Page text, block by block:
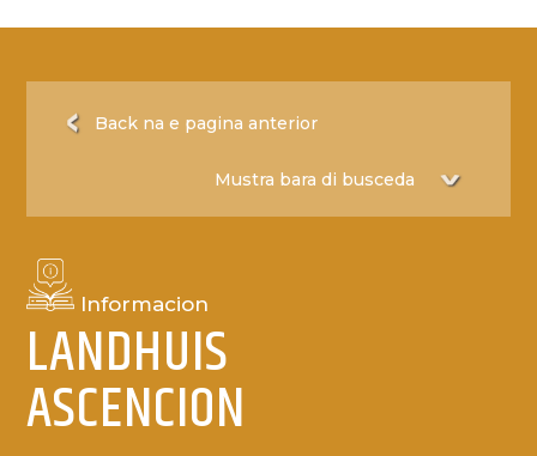
Back na e pagina anterior
Informacion
LANDHUIS
ASCENCION